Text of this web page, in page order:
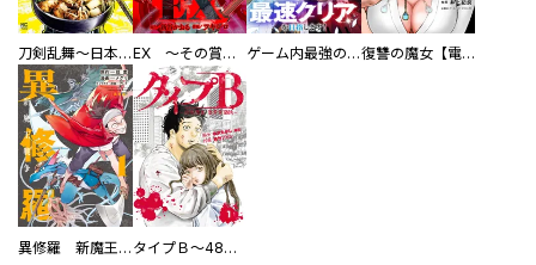
刀剣乱舞～日本号つれづれ酒～ EX ～その賞金稼ぎは、世界の出口を探す～【単行本版】 ゲーム内最強の『裏ボス』に転生したので、主人公の代わりに最速クリアを目指します！【電子単行本版】 復讐の魔女【電子単行本版】
異修羅 新魔王戦争 タイプＢ～48時間後、致死率100％～【単話】